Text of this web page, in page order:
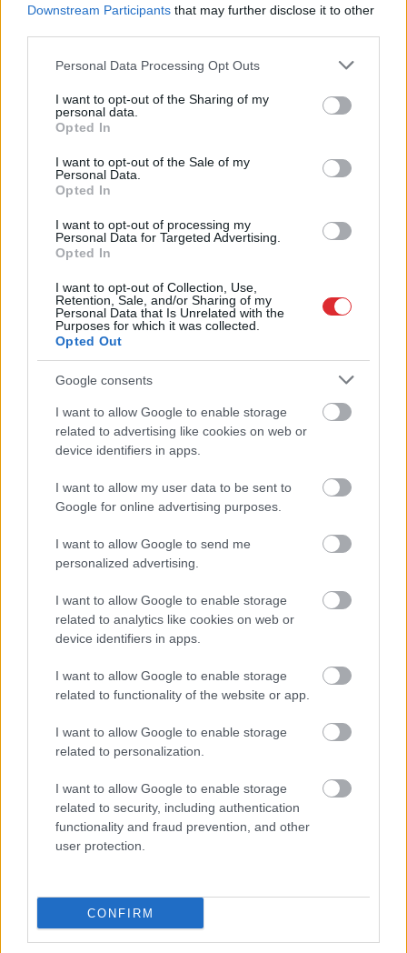
Downstream Participants that may further disclose it to other
Please note that this website/app uses one or more Google
not limited to your visit or usage behaviour. You may click to
grant or deny consent to Google and its third-party tags to
use your data for below specified purposes in below Google
consent section.
Personal Data Processing Opt Outs
I want to opt-out of the Sharing of my
personal data.
Opted In
I want to opt-out of the Sale of my
Personal Data.
Opted In
I want to opt-out of processing my
Personal Data for Targeted Advertising.
Opted In
I want to opt-out of Collection, Use,
Retention, Sale, and/or Sharing of my
Personal Data that Is Unrelated with the
Purposes for which it was collected.
Opted Out
Google consents
I want to allow Google to enable storage
related to advertising like cookies on web or
device identifiers in apps.
I want to allow my user data to be sent to
Google for online advertising purposes.
I want to allow Google to send me
personalized advertising.
I want to allow Google to enable storage
related to analytics like cookies on web or
device identifiers in apps.
I want to allow Google to enable storage
related to functionality of the website or app.
I want to allow Google to enable storage
related to personalization.
I want to allow Google to enable storage
related to security, including authentication
functionality and fraud prevention, and other
user protection.
CONFIRM
Biļetemaksā 89 eiro, bet
pie kases jau 96,51: pircēju
pārsteidz trīs obligātas
komisijas maksas
darbs no 9.00 līdz
17.00 jūs tracina?
dzimšanas datumus,
kuru īpašniekiem
“Nabaga cilvēki…”
līdzcilvēkos
Atcelt Ziņot